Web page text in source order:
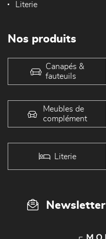
Literie
Nos produits
Canapés &
fauteuils
Meubles de
complément
Literie
Newsletter